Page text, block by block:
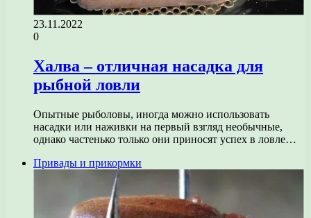
23.11.2022
0
Халва – отличная насадка для
рыбной ловли
Опытные рыболовы, иногда можно использовать
насадки или наживки на первый взгляд необычные,
однако частенько только они приносят успех в ловле…
Привады и прикормки